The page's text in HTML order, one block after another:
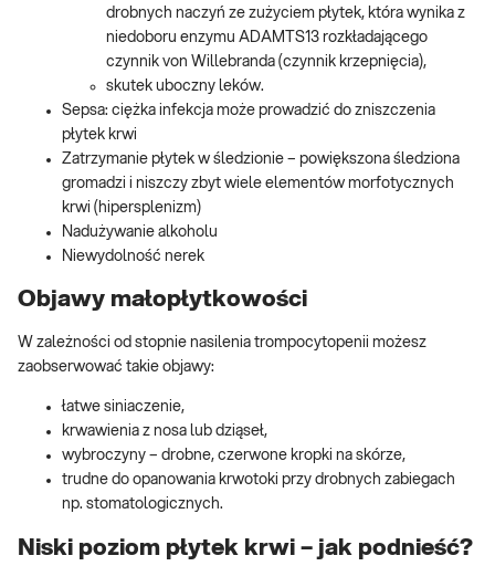
drobnych naczyń ze zużyciem płytek, która wynika z
niedoboru enzymu ADAMTS13 rozkładającego
czynnik von Willebranda (czynnik krzepnięcia),
skutek uboczny leków.
Sepsa: ciężka infekcja może prowadzić do zniszczenia
płytek krwi
Zatrzymanie płytek w śledzionie – powiększona śledziona
gromadzi i niszczy zbyt wiele elementów morfotycznych
krwi (hipersplenizm)
Nadużywanie alkoholu
Niewydolność nerek
Objawy małopłytkowości
W zależności od stopnie nasilenia trompocytopenii możesz
zaobserwować takie objawy:
łatwe siniaczenie,
krwawienia z nosa lub dziąseł,
wybroczyny – drobne, czerwone kropki na skórze,
trudne do opanowania krwotoki przy drobnych zabiegach
np. stomatologicznych.
Niski poziom płytek krwi – jak podnieść?